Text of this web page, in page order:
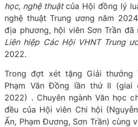
học, nghệ thuậtcủa Hội đồng lý
nghệ thuật Trung ương năm
địa phương, hội viên Sơn Trần đã
Liên hiệp Các Hội VHNT Trung
2022.
Trong đợt xét tặng Giải thưởng
Phạm Văn Đồng lần thứ II (giai
2022) . Chuyên ngành Văn học
đều của Hội viên Chi hội
Ấn, Phạm Đương, Sơn Trần) cùng